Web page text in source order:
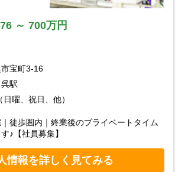
～ 700万円
宝町3-16
呉駅
曜、祝日、他）
徒歩圏内｜終業後のプライベートタイム
♪【社員募集】
情報を詳しく見てみる